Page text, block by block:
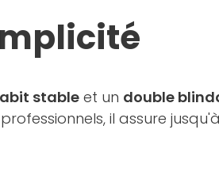
stableet un double
il assure jusqu'à